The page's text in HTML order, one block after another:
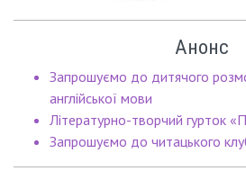
Анонс
Запрошуємо до дитячого
англійської мови
Літературно-творчий гурток
Запрошуємо до читацького